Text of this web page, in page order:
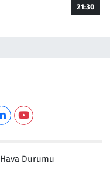
21:30
Hava Durumu